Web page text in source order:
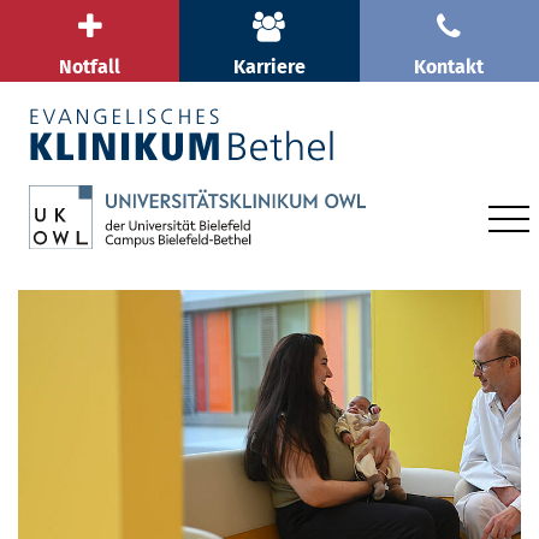
Notfall Karriere Kontakt